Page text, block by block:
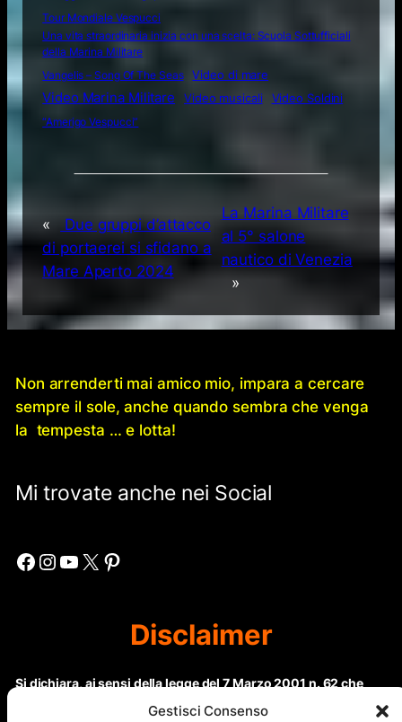
Gestisci Consenso
Tour Mondiale Vespucci
Una vita straordinaria inizia con una scelta: Scuola Sottufficiali
della Marina Militare
Vangelis – Song Of The Seas
Video di mare
Video Marina Militare Video musicali
Video Soldini
“Amerigo Vespucci”
«
Due gruppi d’attacco
di portaerei si sfidano a
Mare Aperto 2024
La Marina Militare
al 5° salone
nautico di Venezia
»
Non arrenderti mai amico mio, impara a cercare
sempre il sole, anche quando sembra che venga
la tempesta … e lotta!
Mi trovate anche nei Social
Facebook Instagram YouTube X Pinterest
Disclaimer
Si dichiara, ai sensi della legge del 7 Marzo 2001 n. 62 che
questo sito non rientra nella categoria di “Informazione